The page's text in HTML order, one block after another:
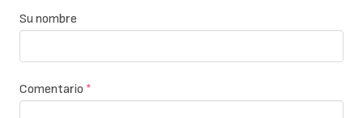
Su nombre
Comentario *